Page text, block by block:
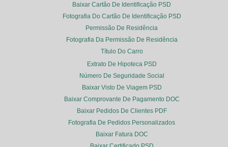
Baixar Cartão De Identificação PSD
Fotografia Do Cartão De Identificação PSD
Permissão De Residência
Fotografia Da Permissão De Residência
Título Do Carro
Extrato De Hipoteca PSD
Número De Seguridade Social
Baixar Visto De Viagem PSD
Baixar Comprovante De Pagamento DOC
Baixar Pedidos De Clientes PDF
Fotografia De Pedidos Personalizados
Baixar Fatura DOC